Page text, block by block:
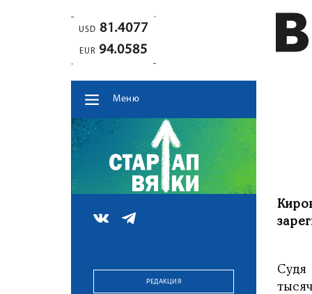
USD 81.4077
EUR 94.0585
Меню
РЕДАКЦИЯ